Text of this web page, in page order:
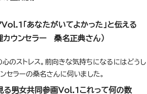
Vol.1「あなたがいてよかった」と伝える
カウンセラー 桑名正典さん）
のストレス。前向きな気持ちになるにはどうし
セラーの桑名さんに伺いました。
る男女共同参画Vol.1これって何の数